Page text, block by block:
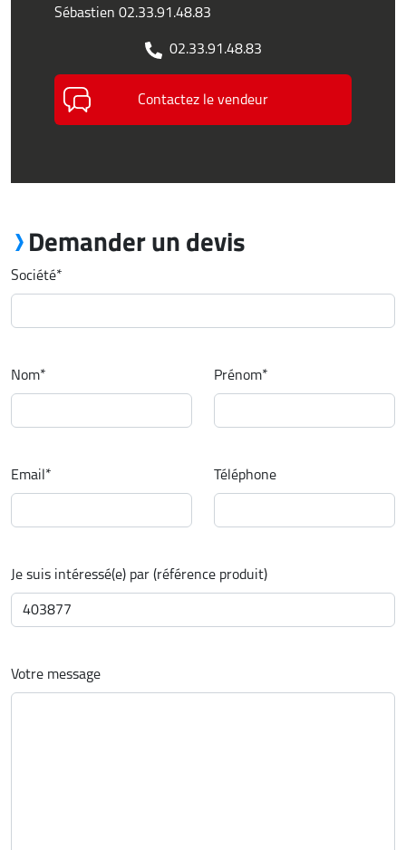
Sébastien 02.33.91.48.83
02.33.91.48.83
Contactez le vendeur
Demander un devis
Société*
Nom* Prénom*
Email* Téléphone
Je suis intéressé(e) par (référence produit)
Votre message